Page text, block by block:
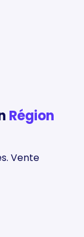
Région
Vente
?
Reuse